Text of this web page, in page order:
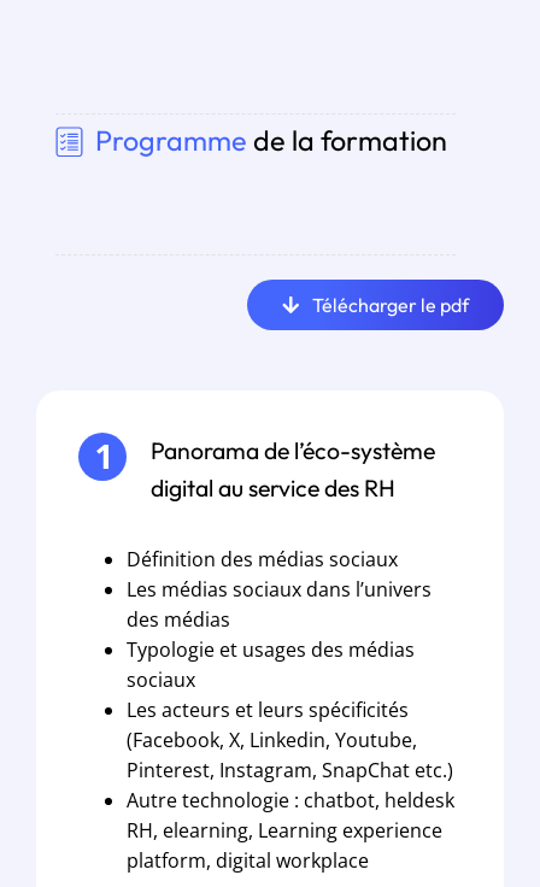
Programme de la formation
Télécharger le pdf
Panorama de l’éco-système
digital au service des RH
Définition des médias sociaux
Les médias sociaux dans l’univers
des médias
Typologie et usages des médias
sociaux
Les acteurs et leurs spécificités
(Facebook, X, Linkedin, Youtube,
Pinterest, Instagram, SnapChat etc.)
Autre technologie : chatbot, heldesk
RH, elearning, Learning experience
platform, digital workplace